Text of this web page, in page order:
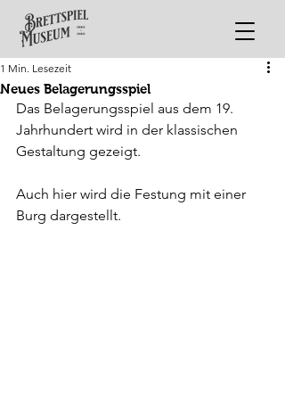
Neues Belagerungsspiel
1 Min. Lesezeit
Das Belagerungsspiel aus dem 19.
Jahrhundert wird in der klassischen
Gestaltung gezeigt.
Auch hier wird die Festung mit einer
Burg dargestellt.